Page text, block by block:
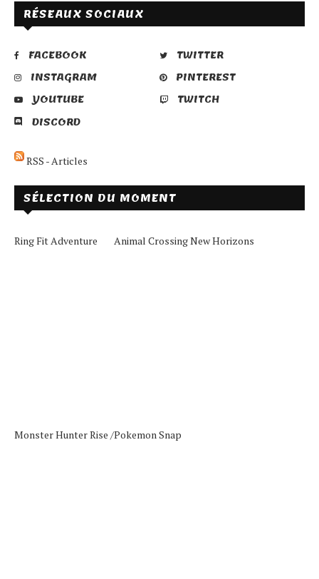
RÉSEAUX SOCIAUX
FACEBOOK
TWITTER
INSTAGRAM
PINTEREST
YOUTUBE
TWITCH
DISCORD
RSS - Articles
SÉLECTION DU MOMENT
Ring Fit Adventure Animal Crossing New Horizons
Monster Hunter Rise /Pokemon Snap